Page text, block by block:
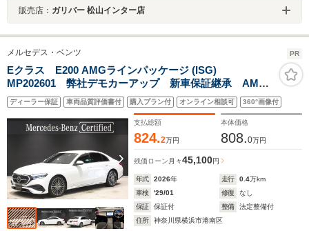
販売店： ガリバー 松山インター店
メルセデス・ベンツ PR
Eクラス E200 AMGラインパッケージ (ISG)
MP202601 弊社デモカーアップ 新車保証継承 AMG
ラインパッケージ アドバンスドパッケージ 360°カメ
ラシステム アンビエントライト レーダーセーフティ
ーパッケージ MBUXARナビゲーション シートヒータ
ディーラー保証 車両品質評価書付 購入プラン付 オンライン相談可 360°画像付
支払総額
824.2万円
本体価格
808.0万円
残価ローン 月々45,100円
年式 2026年 走行 0.4万km
車検
'29/01 修復
なし
保証
保証付 整備
法定整備付
住所
神奈川県横浜市港南区